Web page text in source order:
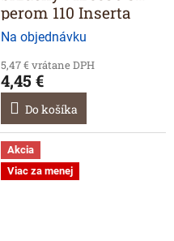
perom 110 Inserta
Na objednávku
5,47 € vrátane DPH
4,45 €
Do košíka
Akcia
Viac za menej